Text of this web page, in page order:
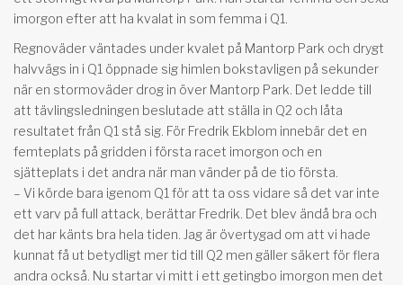
imorgon efter att ha kvalat in som femma i Q1.
Regnoväder väntades under kvalet på Mantorp Park och drygt
halvvägs in i Q1 öppnade sig himlen bokstavligen på sekunder
när en stormoväder drog in över Mantorp Park. Det ledde till
att tävlingsledningen beslutade att ställa in Q2 och låta
resultatet från Q1 stå sig. För Fredrik Ekblom innebär det en
femteplats på gridden i första racet imorgon och en
sjätteplats i det andra när man vänder på de tio första.
– Vi körde bara igenom Q1 för att ta oss vidare så det var inte
ett varv på full attack, berättar Fredrik. Det blev ändå bra och
det har känts bra hela tiden. Jag är övertygad om att vi hade
kunnat få ut betydligt mer tid till Q2 men gäller säkert för flera
andra också. Nu startar vi mitt i ett getingbo imorgon men det